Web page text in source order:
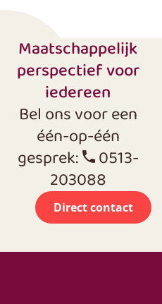
Maatschappelijk
perspectief voor
iedereen
Bel ons voor een
één-op-één
gesprek: 0513-
203088
Direct contact